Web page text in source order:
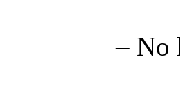
– No